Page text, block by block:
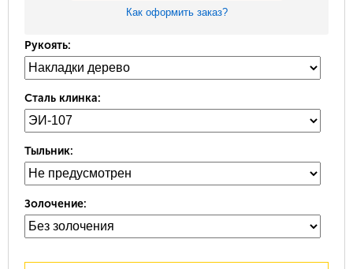
Как оформить заказ?
Рукоять:
Сталь клинка:
Тыльник:
Золочение: